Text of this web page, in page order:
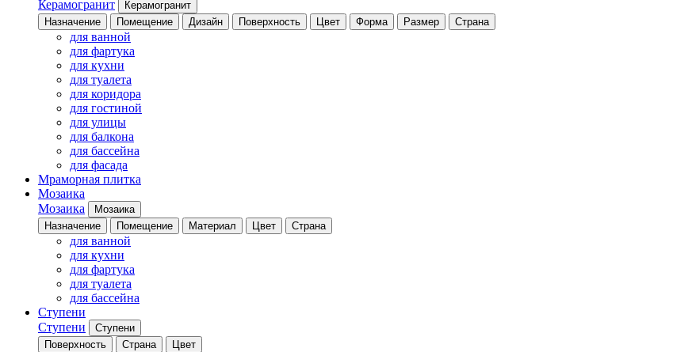
Керамогранит
Керамогранит
Назначение
Помещение Дизайн Поверхность Цвет Форма Размер Страна
для ванной
для фартука
для кухни
для туалета
для коридора
для гостиной
для улицы
для балкона
для бассейна
для фасада
Мраморная плитка
Мозаика
Мозаика
Мозаика
Назначение
Помещение Материал Цвет Страна
для ванной
для кухни
для фартука
для туалета
для бассейна
Ступени
Ступени
Ступени
Поверхность
Страна Цвет